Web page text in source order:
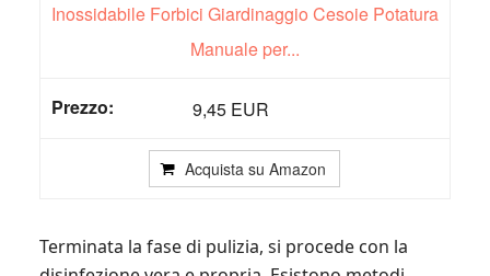
Inossidabile Forbici Giardinaggio Cesoie Potatura
Manuale per...
9,45 EUR
Acquista su Amazon
Terminata la fase di pulizia, si procede con la